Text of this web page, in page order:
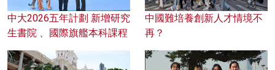
中大2026五年計劃 新增研究
生書院 、國際旗艦本科課程
中國難培養創新人才情境不
再？